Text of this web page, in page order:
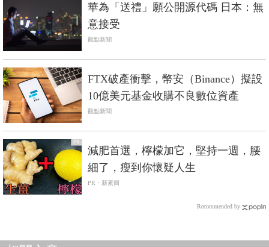
華為「送禮」願公開源代碼 日本：無
意接受
觀點新聞
FTX破產衝擊，幣安（Binance）擬設
10億美元基金收購不良數位資產
觀點新聞
PR
減肥首選，檸檬加它，堅持一週，腰
細了，瘦到你懷疑人生
PR・新素簡
Recommended by